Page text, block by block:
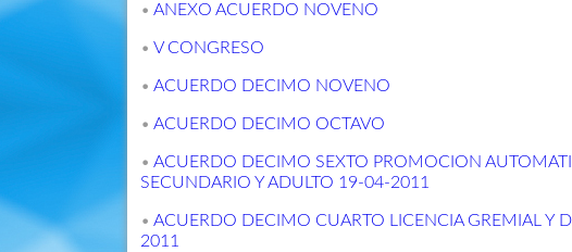
• ANEXO ACUERDO NOVENO
• V CONGRESO
• ACUERDO DECIMO NOVENO
• ACUERDO DECIMO OCTAVO
• ACUERDO DECIMO SEXTO PROMOCION
SECUNDARIO Y ADULTO 19-04-2011
• ACUERDO DECIMO CUARTO LICENCIA GREMIAL Y
2011